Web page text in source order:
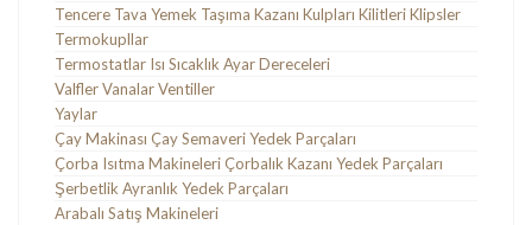
Tencere Tava Yemek Taşıma Kazanı Kulpları Kilitleri Klipsler
Termokupllar
Termostatlar Isı Sıcaklık Ayar Dereceleri
Valfler Vanalar Ventiller
Yaylar
Çay Makinası Çay Semaveri Yedek Parçaları
Çorba Isıtma Makineleri Çorbalık Kazanı Yedek Parçaları
Şerbetlik Ayranlık Yedek Parçaları
Arabalı Satış Makineleri